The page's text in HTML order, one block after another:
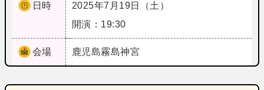
日時
2025年7月19日（土）
開演：19:30
会場 鹿児島霧島神宮